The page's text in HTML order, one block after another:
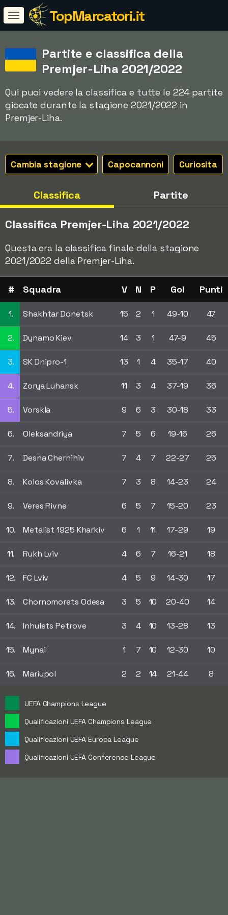
TopMarcatori.it
Partite e classifica della
Premjer-Liha 2021/2022
Qui puoi vedere la classifica e tutte le 224 partite
giocate durante la stagione 2021/2022 in
Premjer-Liha.
Cambia stagione Capocannoni Curiosita
Classifica Partite
Classifica Premjer-Liha 2021/2022
Questa era la classifica finale della stagione
2021/2022 della Premjer-Liha.
# Squadra V N P Gol Punti
1. Shakhtar Donetsk 15 2 1 49-10 47
2. Dynamo Kiev 14 3 1 47-9 45
3. SK Dnipro-1 13 1 4 35-17 40
4. Zorya Luhansk 11 3 4 37-19 36
5. Vorskla 9 6 3 30-18 33
6. Oleksandriya 7 5 6 19-16 26
7. Desna Chernihiv 7 4 7 22-27 25
8. Kolos Kovalivka 7 3 8 14-23 24
9. Veres Rivne 6 5 7 15-20 23
10. Metalist 1925 Kharkiv 6 1 11 17-29 19
11. Rukh Lviv 4 6 7 16-21 18
12. FC Lviv 4 5 9 14-30 17
13. Chornomorets Odesa 3 5 10 20-40 14
14. Inhulets Petrove 3 4 10 13-28 13
15. Mynai 1 7 10 12-30 10
16. Mariupol 2 2 14 21-44 8
UEFA Champions League
Qualificazioni UEFA Champions League
Qualificazioni UEFA Europa League
Qualificazioni UEFA Conference League